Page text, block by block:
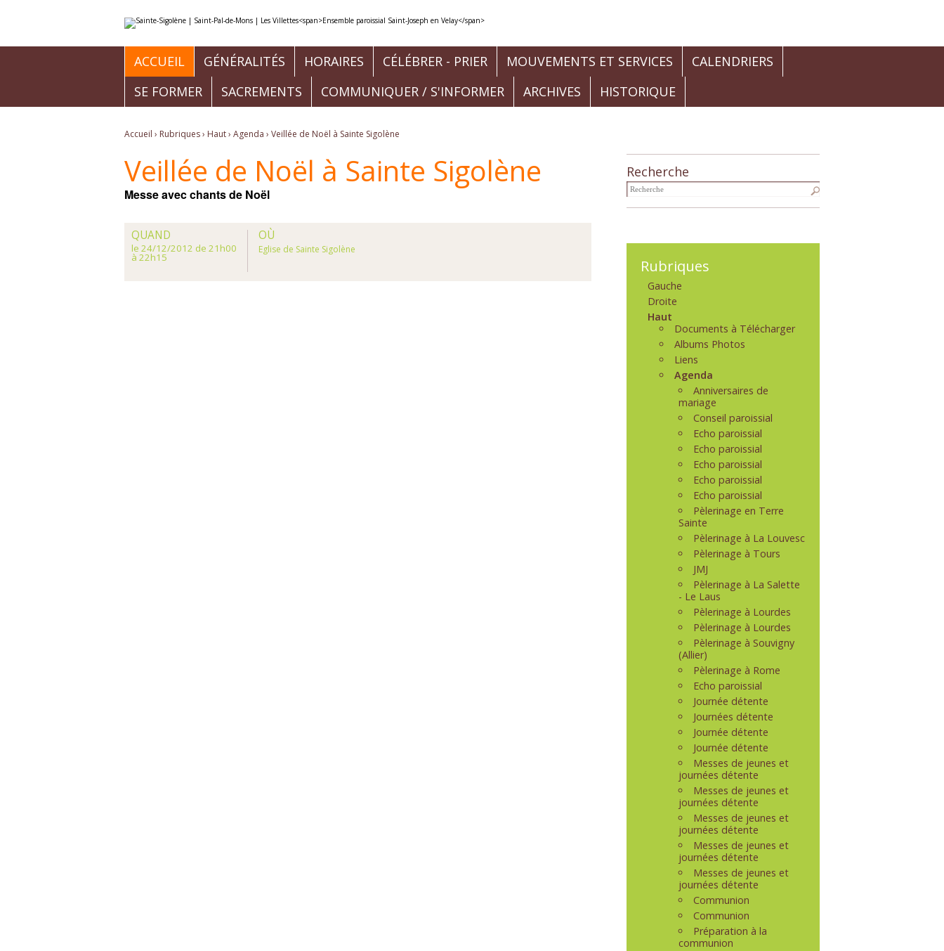
contenu.
ACCUEIL GÉNÉRALITÉS HORAIRES CÉLÉBRER - PRIER MOUVEMENTS ET SERVICES
CALENDRIERS
SE FORMER
SACREMENTS COMMUNIQUER / S'INFORMER ARCHIVES HISTORIQUE
Accueil › Rubriques› Haut› Agenda › Veillée de Noël à Sainte Sigolène
Recherche
Navigation
Rubriques
Gauche
Droite
Haut
Documents à Télécharger
Albums Photos
Liens
Agenda
Anniversaires de
mariage
Conseil paroissial
Echo paroissial
Echo paroissial
Echo paroissial
Echo paroissial
Echo paroissial
Pèlerinage en Terre
Sainte
Pèlerinage à La Louvesc
Pèlerinage à Tours
JMJ
Pèlerinage à La Salette
- Le Laus
Pèlerinage à Lourdes
Pèlerinage à Lourdes
Pèlerinage à Souvigny
(Allier)
Pèlerinage à Rome
Echo paroissial
Journée détente
Journées détente
Journée détente
Journée détente
Messes de jeunes et
journées détente
Messes de jeunes et
journées détente
Messes de jeunes et
journées détente
Messes de jeunes et
journées détente
Messes de jeunes et
journées détente
Communion
Communion
Préparation à la
communion
Veillée de Noël à Sainte Sigolène
Messe avec chants de Noël
QUAND
le 24/12/2012 de 21h00
à 22h15
OÙ
Eglise de Sainte Sigolène